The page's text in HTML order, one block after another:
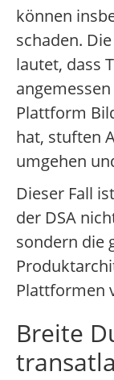
können
schaden.
lautet, dass
Plattform
hat, stuften
umgehen
Dieser Fall
der DSA
sondern die
Plattformen
Breite